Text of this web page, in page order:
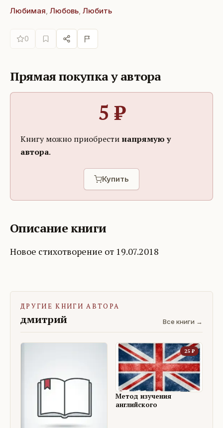
Любимая, Любовь, Любить
0
Прямая покупка у автора
5 ₽
Книгу можно приобрести напрямую у
автора.
Купить
Описание книги
Новое стихотворение от 19.07.2018
ДРУГИЕ КНИГИ АВТОРА
дмитрий Все книги →
25 ₽
Метод изучения
английского